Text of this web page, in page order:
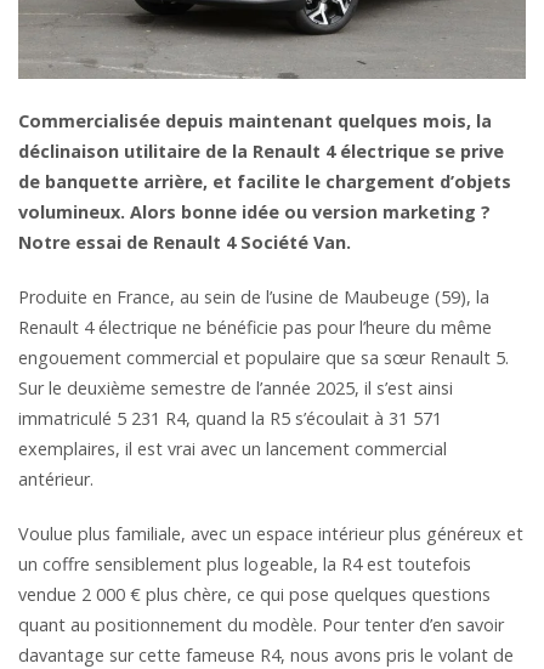
Commercialisée depuis maintenant quelques mois, la
déclinaison utilitaire de la Renault 4 électrique se prive
de banquette arrière, et facilite le chargement d’objets
volumineux. Alors bonne idée ou version marketing ?
Notre essai de Renault 4 Société Van.
Produite en France, au sein de l’usine de Maubeuge (59), la
Renault 4 électrique ne bénéficie pas pour l’heure du même
engouement commercial et populaire que sa sœur Renault 5.
Sur le deuxième semestre de l’année 2025, il s’est ainsi
immatriculé 5 231 R4, quand la R5 s’écoulait à 31 571
exemplaires, il est vrai avec un lancement commercial
antérieur.
Voulue plus familiale, avec un espace intérieur plus généreux et
un coffre sensiblement plus logeable, la R4 est toutefois
vendue 2 000 € plus chère, ce qui pose quelques questions
quant au positionnement du modèle. Pour tenter d’en savoir
davantage sur cette fameuse R4, nous avons pris le volant de